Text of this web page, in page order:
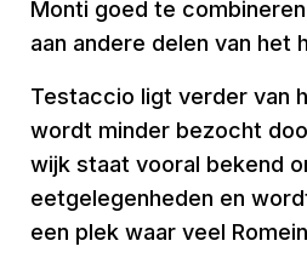
Monti goed te
aan andere delen van het
Testaccio ligt verder van
wordt minder bezocht
wijk staat vooral bekend
eetgelegenheden en
een plek waar veel